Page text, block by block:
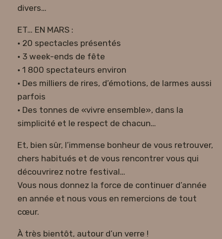
divers…
ET… EN MARS :
• 20 spectacles présentés
• 3 week-ends de fête
• 1 800 spectateurs environ
• Des milliers de rires, d’émotions, de larmes aussi
parfois
• Des tonnes de «vivre ensemble», dans la
simplicité et le respect de chacun…
Et, bien sûr, l’immense bonheur de vous retrouver,
chers habitués et de vous rencontrer vous qui
découvrirez notre festival…
Vous nous donnez la force de continuer d’année
en année et nous vous en remercions de tout
cœur.
À très bientôt, autour d’un verre !